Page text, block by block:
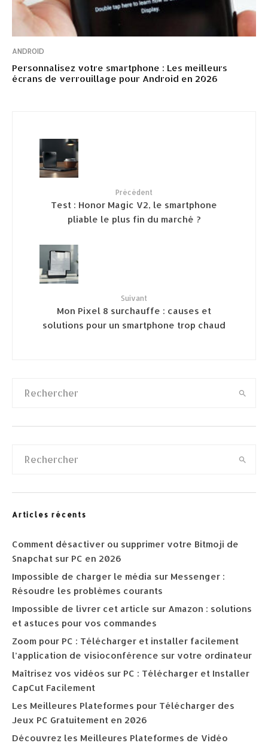
ANDROID
Personnalisez votre smartphone : Les meilleurs
écrans de verrouillage pour Android en 2026
Précédent
Test : Honor Magic V2, le smartphone
pliable le plus fin du marché ?
Suivant
Mon Pixel 8 surchauffe : causes et
solutions pour un smartphone trop chaud
Articles récents
Comment désactiver ou supprimer votre Bitmoji de
Snapchat sur PC en 2026
Impossible de charger le média sur Messenger :
Résoudre les problèmes courants
Impossible de livrer cet article sur Amazon : solutions
et astuces pour vos commandes
Zoom pour PC : Télécharger et installer facilement
l’application de visioconférence sur votre ordinateur
Maîtrisez vos vidéos sur PC : Télécharger et Installer
CapCut Facilement
Les Meilleures Plateformes pour Télécharger des
Jeux PC Gratuitement en 2026
Découvrez les Meilleures Plateformes de Vidéo